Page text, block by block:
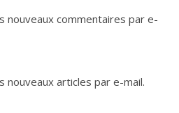
nouveaux commentaires par e-
nouveaux articles par e-mail.